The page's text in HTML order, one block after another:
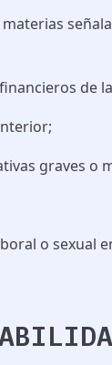
de
graves o
o sexual